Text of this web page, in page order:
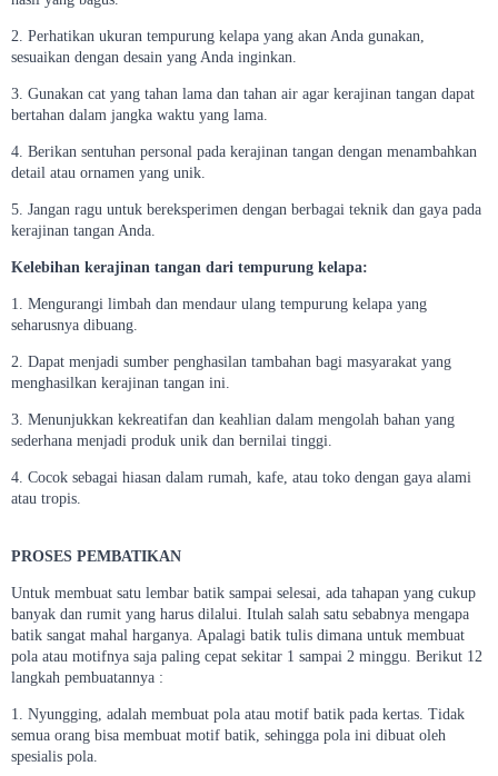
2. Perhatikan ukuran tempurung kelapa yang akan Anda gunakan,
sesuaikan dengan desain yang Anda inginkan.
3. Gunakan cat yang tahan lama dan tahan air agar kerajinan tangan dapat
bertahan dalam jangka waktu yang lama.
4. Berikan sentuhan personal pada kerajinan tangan dengan menambahkan
detail atau ornamen yang unik.
5. Jangan ragu untuk bereksperimen dengan berbagai teknik dan gaya pada
kerajinan tangan Anda.
Kelebihan kerajinan tangan dari tempurung kelapa:
1. Mengurangi limbah dan mendaur ulang tempurung kelapa yang
seharusnya dibuang.
2. Dapat menjadi sumber penghasilan tambahan bagi masyarakat yang
menghasilkan kerajinan tangan ini.
3. Menunjukkan kekreatifan dan keahlian dalam mengolah bahan yang
sederhana menjadi produk unik dan bernilai tinggi.
4. Cocok sebagai hiasan dalam rumah, kafe, atau toko dengan gaya alami
atau tropis.
PROSES PEMBATIKAN
Untuk membuat satu lembar batik sampai selesai, ada tahapan yang cukup
banyak dan rumit yang harus dilalui. Itulah salah satu sebabnya mengapa
batik sangat mahal harganya. Apalagi batik tulis dimana untuk membuat
pola atau motifnya saja paling cepat sekitar 1 sampai 2 minggu. Berikut 12
langkah pembuatannya :
1. Nyungging, adalah membuat pola atau motif batik pada kertas. Tidak
semua orang bisa membuat motif batik, sehingga pola ini dibuat oleh
spesialis pola.